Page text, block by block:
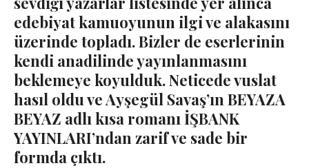
edebiyat kamuoyunun ilgi ve alakasını
üzerinde topladı. Bizler de eserlerinin
kendi anadilinde yayınlanmasını
beklemeye koyulduk. Neticede vuslat
hasıl oldu ve Ayşegül Savaş’ın BEYAZA
BEYAZ adlı kısa romanı İŞBANK
YAYINLARI’ndan zarif ve sade bir
formda çıktı.